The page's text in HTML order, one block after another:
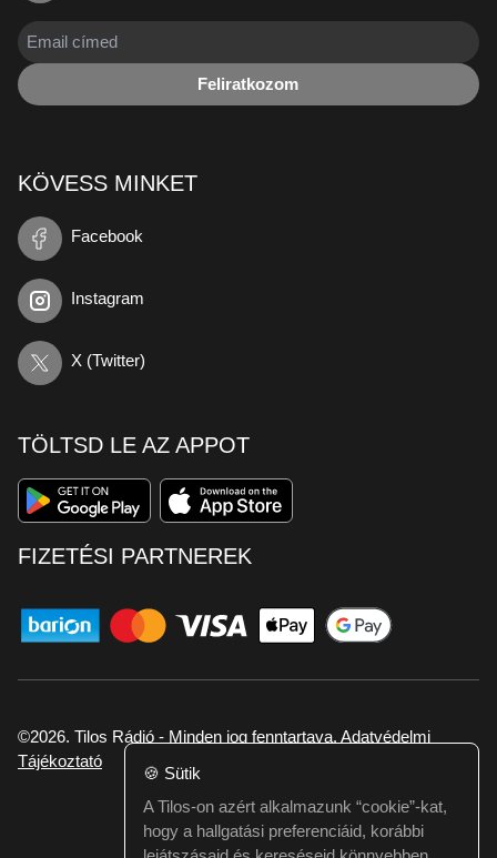
Feliratkozom
KÖVESS MINKET
Facebook
Instagram
X (Twitter)
TÖLTSD LE AZ APPOT
FIZETÉSI PARTNEREK
©2026. Tilos Rádió - Minden jog fenntartava. Adatvédelmi
Tájékoztató
Ha hibát találtál vagy kérdésed van itt jelezd:
webmester@tilos.hu
🍪 Sütik
A Tilos-on azért alkalmazunk “cookie”-kat,
hogy a hallgatási preferenciáid, korábbi